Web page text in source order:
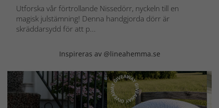
Utforska vår förtrollande Nissedörr, nyckeln till en
magisk julstämning! Denna handgjorda dörr är
skräddarsydd för att p...
Inspireras av @lineahemma.se